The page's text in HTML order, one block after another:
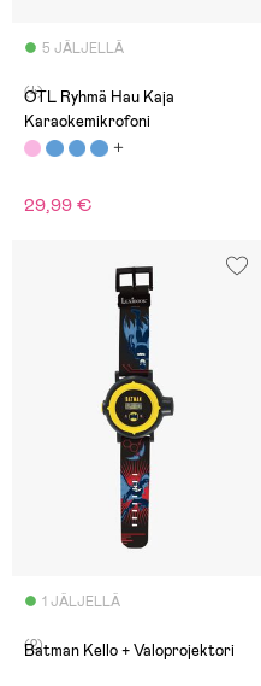
5 JÄLJELLÄ
(4)
OTL Ryhmä Hau Kaja
Karaokemikrofoni
29,99 €
1 JÄLJELLÄ
(2)
Batman Kello + Valoprojektori